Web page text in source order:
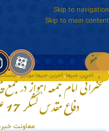
Skip to navigation
Skip to main content
منو
آخرین خبرها,آخرین خبرها موبایل,جلساتسخنرانی امام جمعه اهواز در
دفاع مقدس لشکر 17 علی بین ابیطالب(ع) قممعاونت خبر